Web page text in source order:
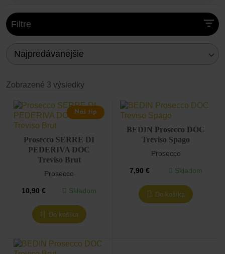
Filtre
Najpredávanejšie
Zobrazené 3 výsledky
Náš tip
Prosecco SERRE DI
PEDERIVA DOC
Treviso Brut
Prosecco
10,90€ Skladom
Do košíka
BEDIN Prosecco DOC
Treviso Spago
Prosecco
7,90 € Skladom
Do košíka